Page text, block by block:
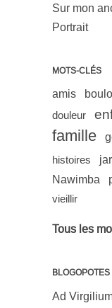
Sur mon
Portrait
MOTS-CLÉS
amis
douleur
famille
histoires
Nawimba
vieillir
Tous les
Ad